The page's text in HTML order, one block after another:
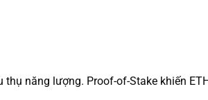
năng lượng. Proof-of-Stake khiến